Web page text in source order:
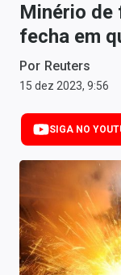
Money Trader
Anuncie
Últimas Notícias
Newsletters
Comprar ou
Carteiras
Minério de
fecha em
Por Reuters
15 dez 2023, 9:56
SIGA NO